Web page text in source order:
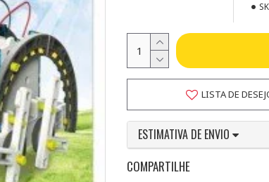
LISTA DE
ESTIMATIVA DE ENVIO
COMPARTILHE